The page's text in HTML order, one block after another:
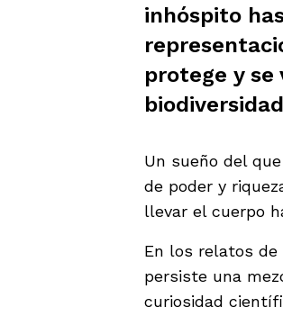
inhóspito
protege y
Un sueño del
de poder y
llevar el cuerpo
En los relatos de
persiste una
curiosidad